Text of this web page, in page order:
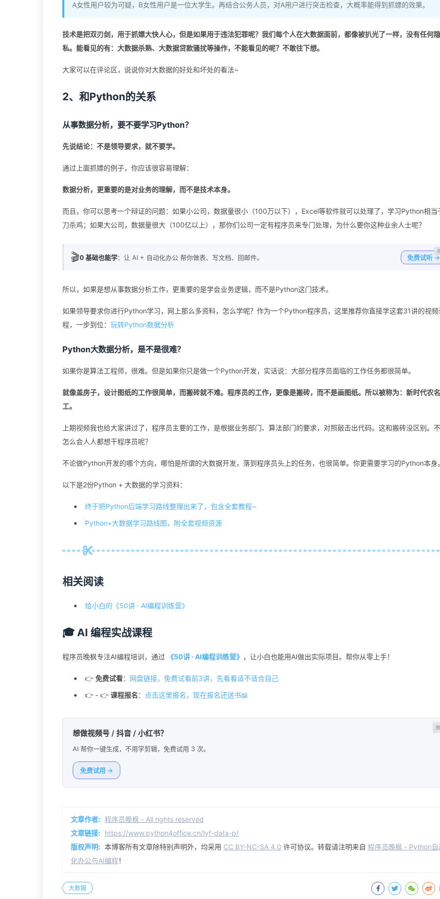
A女性用户较为可疑，B女性用户是一位大学生。再结合公务人员，对A用户进行突击检查，大概率能得到抓嫖的效果。
技术是把双刃剑，用于抓嫖大快人心，但是如果用于违法犯罪呢？我们每个人在大数据面前，都像被扒光了一样，没有任何隐
私。能看见的有：大数据杀熟、大数据贷款骚扰等操作，不能看见的呢？不敢往下想。
大家可以在评论区，说说你对大数据的好处和坏处的看法~
2、和Python的关系
从事数据分析，要不要学习Python？
先说结论：不是领导要求，就不要学。
通过上面抓嫖的例子，你应该很容易理解：
数据分析，更重要的是对业务的理解，而不是技术本身。
而且，你可以思考一个辩证的问题：如果小公司，数据量很小（100万以下），Excel等软件就可以处理了，学习Python相当
刀杀鸡；如果大公司，数据量很大（100亿以上），那你们公司一定有程序员来专门处理，为什么要你这种业余人士呢？
🎬0 基础也能学：让 AI + 自动化办公 帮你做表、写文档、回邮件。 免费试听 →
所以，如果是想从事数据分析工作，更重要的是学会业务逻辑，而不是Python这门技术。
如果领导要求你进行Python学习，网上那么多资料，怎么学呢？作为一个Python程序员，这里推荐你直接学这套31讲的视频
程，一步到位： 玩转Python数据分析
Python大数据分析，是不是很难？
如果你是算法工程师，很难。但是如果你只是做一个Python开发，实话说：大部分程序员面临的工作任务都很简单。
就像盖房子，设计图纸的工作很简单，而搬砖就不难。程序员的工作，更像是搬砖，而不是画图纸。所以被称为：新时代农名
工。
上期视频我也给大家讲过了，程序员主要的工作，是根据业务部门、算法部门的要求，对照敲击出代码。这和搬砖没区别。
怎么会人人都想干程序员呢？
不论做Python开发的哪个方向，哪怕是所谓的大数据开发，落到程序员头上的任务，也很简单。你更需要学习的Python本身
以下是2份Python + 大数据的学习资料：
终于把Python后端学习路线整理出来了，包含全套教程~
Python+大数据学习路线图，附全套视频资源
相关阅读
给小白的《50讲 · AI编程训练营》
🎓 AI 编程实战课程
程序员晚枫专注AI编程培训，通过 《50讲 · AI编程训练营》 ，让小白也能用AI做出实际项目。帮你从零上手！
👉 免费试看： 网盘链接，免费试看前3讲，先看看适不适合自己
👉 - 👉 课程报名： 点击这里报名，现在报名还送书📖
想做视频号 / 抖音 / 小红书？
AI 帮你一键生成，不用学剪辑，免费试用 3 次。
免费试用 →
文章作者: 程序员晚枫 - All rights reserved
文章链接: https://www.python4office.cn/lyf-data-p/
版权声明: 本博客所有文章除特别声明外，均采用 CC BY-NC-SA 4.0 许可协议。转载请注明来自 程序员晚枫 - Python自
化办公与AI编程！
大数据